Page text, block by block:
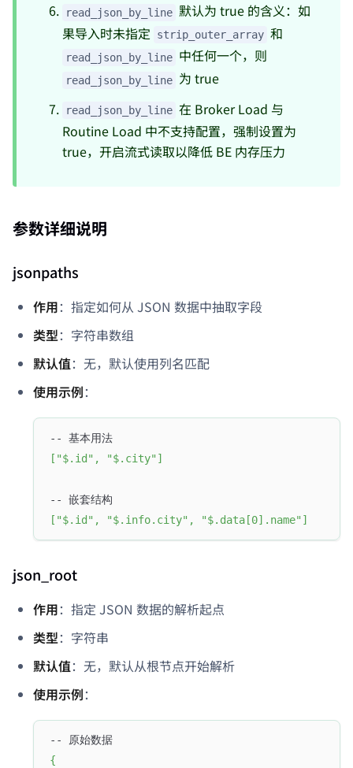
read_json_by_line 默认为 true 的含义：如
果导入时未指定
strip_outer_array 和
read_json_by_line 中任何一个，则
read_json_by_line 为 true
read_json_by_line 在 Broker Load 与
Routine Load 中不支持配置，强制设置为
true，开启流式读取以降低 BE 内存压力
参数详细说明
jsonpaths
作用：指定如何从 JSON 数据中抽取字段
类型：字符串数组
默认值：无，默认使用列名匹配
使用示例：
-- 基本用法
[ "$.id" , "$.city" ]
-- 嵌套结构
[ "$.id" , "$.info.city" , "$.data[0].name" ]
json_root
作用：指定 JSON 数据的解析起点
类型：字符串
默认值：无，默认从根节点开始解析
使用示例：
-- 原始数据
{